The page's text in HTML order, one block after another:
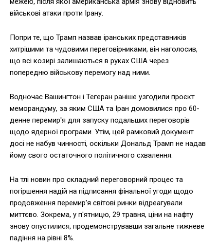
військові атаки проти Ірану.
Попри те, що Трамп назвав іранських представників
хитрішими та чудовими переговірниками, він наголосив,
що всі козирі залишаються в руках США через
попередню військову перемогу над ними.
Водночас Вашингтон і Тегеран раніше узгодили проєкт
меморандуму, за яким США та Іран домовилися про 60-
денне перемир'я для запуску подальших переговорів
щодо ядерної програми. Утім, цей рамковий документ
досі не набув чинності, оскільки Дональд Трамп не надав
йому свого остаточного політичного схвалення.
На тлі новин про складний переговорний процес та
погіршення надій на підписання фінальної угоди щодо
продовження перемир'я світові ринки відреагували
миттєво. Зокрема, у п'ятницю, 29 травня, ціни на нафту
знову опустилися, продемонструвавши загальне тижневе
падіння на рівні 8%.